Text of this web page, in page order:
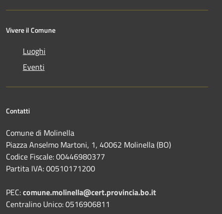
Vivere il Comune
Luoghi
Eventi
Contatti
Comune di Molinella
Piazza Anselmo Martoni, 1, 40062 Molinella (BO)
Codice Fiscale: 00446980377
Partita IVA: 00510171200
PEC:comune.molinella@cert.provincia.bo.it
Centralino Unico: 0516906811